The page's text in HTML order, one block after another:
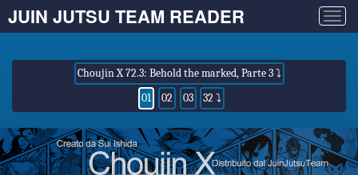
JUIN JUTSU TEAM READER
Choujin X 72.3: Behold the marked, Parte 3 ⤵
01
02 03 32 ⤵